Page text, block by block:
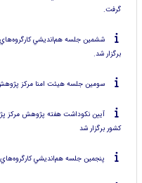
گرفت.
ششمين جلسه هم‌انديشي كارگروه‌هاي
برگزار شد.
سومين جلسه هيئت امنا مركز
آيين نكوداشت هفته پژوهش مركز
كشور برگزار شد
پنجمين جلسه هم‌انديشي